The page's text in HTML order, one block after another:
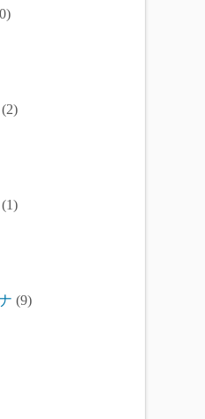
(2)
(1)
(9)